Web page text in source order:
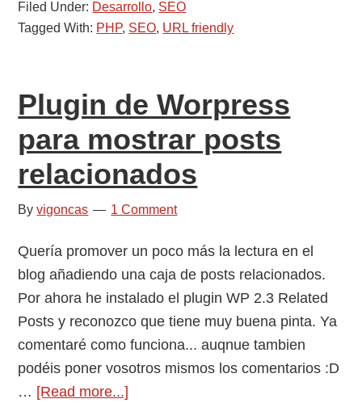
una
URL
partir
de
una
cadena
PHP
como
quitar
acentos
una
Filed Under: Desarrollo, SEO
Tagged With: PHP, SEO, URL friendly
Plugin de Worpress
para mostrar posts
relacionados
Byvigoncas 1 Comment
Quería promover un poco más la lectura en el
blog añadiendo una caja de posts relacionados.
Por ahora he instalado el plugin WP 2.3 Related
Posts y reconozco que tiene muy buena pinta. Ya
comentaré como funciona... auqnue tambien
podéis poner vosotros mismos los comentarios :D
… [Read more...]